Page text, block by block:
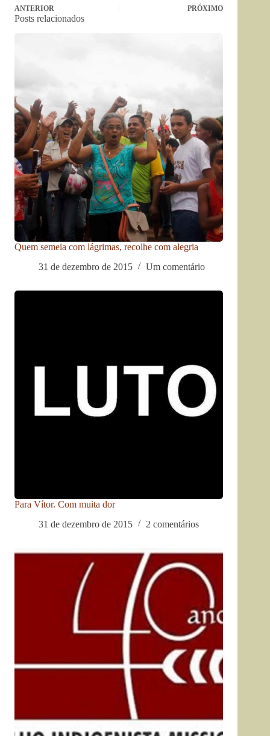
ANTERIOR PRÓXIMO
Posts relacionados
Quem semeia com lágrimas, recolhe com alegria
31 de dezembro de 2015
Um comentário
Para Vítor. Com muita dor
31 de dezembro de 2015
2 comentários